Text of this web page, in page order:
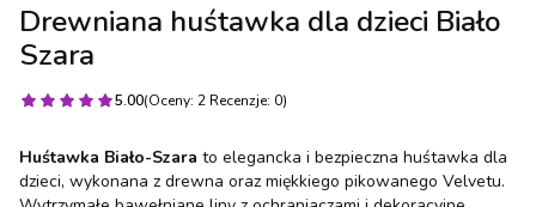
Drewniana huśtawka dla dzieci Biało
Szara
5.00(Oceny: 2 Recenzje: 0)
Huśtawka Biało-Szara to elegancka i bezpieczna huśtawka dla
dzieci, wykonana z drewna oraz miękkiego pikowanego Velvetu.